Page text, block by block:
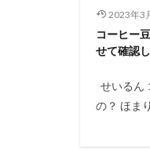
2023年3
コーヒー
せて確認
せいるん
の？ ほま